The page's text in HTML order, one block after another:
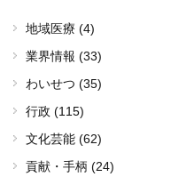
地域医療 (4)
業界情報 (33)
わいせつ (35)
行政 (115)
文化芸能 (62)
貢献・手柄 (24)